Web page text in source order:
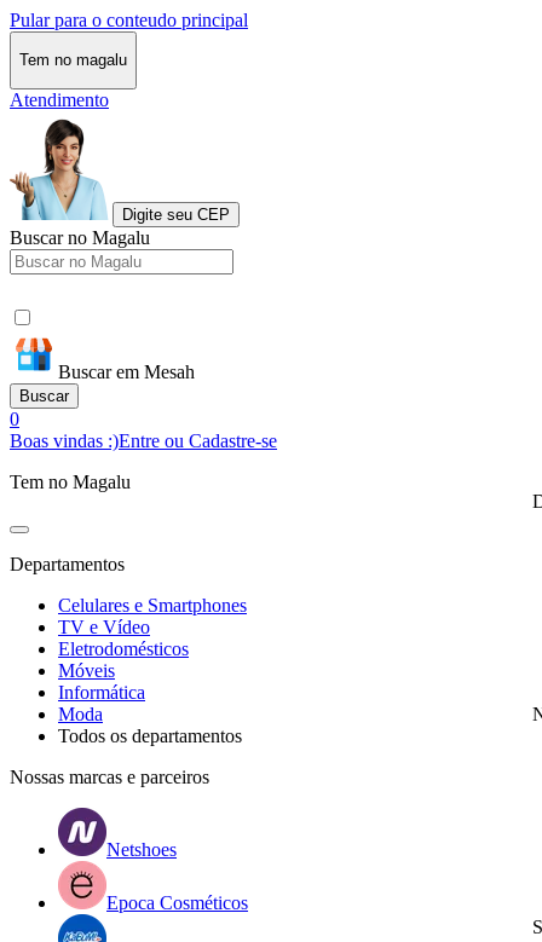
Pular para o conteudo principal
Tem no magalu
Atendimento
Digite seu CEP
Buscar no Magalu
Buscar em Mesah
Buscar
0
Boas vindas :)Entre ou Cadastre-se
Tem no Magalu
Departamentos
Celulares e Smartphones
TV e Vídeo
Eletrodomésticos
Móveis
Informática
Moda
Todos os departamentos
Nossas marcas e parceiros
Netshoes
Epoca Cosméticos